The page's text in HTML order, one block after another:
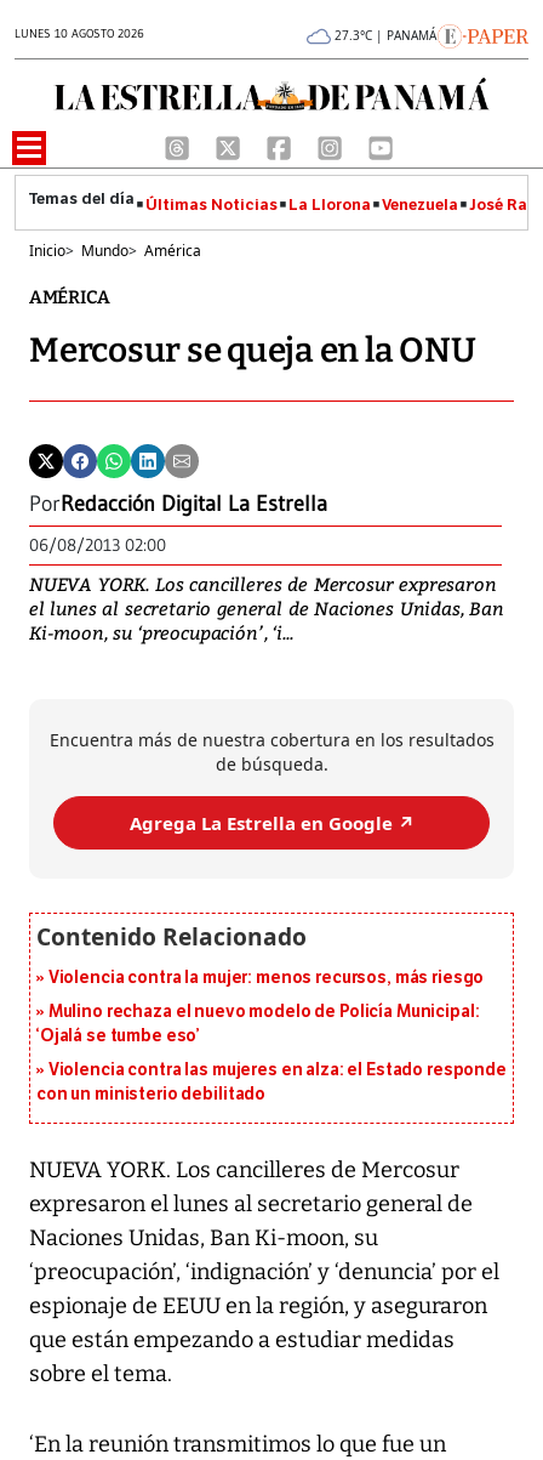
LUNES 10 AGOSTO 2026 27.3°C | PANAMÁ
Últimas Noticias La Llorona Venezuela José
Inicio> Mundo> América
AMÉRICA
Mercosur se queja en la ONU
PorRedacción Digital La Estrella
06/08/2013 02:00
NUEVA YORK. Los cancilleres de Mercosur expresaron
el lunes al secretario general de Naciones Unidas, Ban
Ki-moon, su ‘preocupación’, ‘i...
Encuentra más de nuestra cobertura en los resultados
de búsqueda.
Agrega La Estrella en Google ↗️
Violencia contra la mujer: menos recursos, más riesgo
Mulino rechaza el nuevo modelo de Policía Municipal:
‘Ojalá se tumbe eso’
Violencia contra las mujeres en alza: el Estado responde
con un ministerio debilitado
NUEVA YORK. Los cancilleres de Mercosur
expresaron el lunes al secretario general de
Naciones Unidas, Ban Ki-moon, su
‘preocupación’, ‘indignación’ y ‘denuncia’ por el
espionaje de EEUU en la región, y aseguraron
que están empezando a estudiar medidas
sobre el tema.
‘En la reunión transmitimos lo que fue un